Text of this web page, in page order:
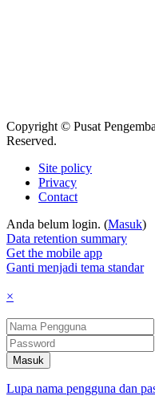
Copyright © Pusat
Reserved.
Site policy
Privacy
Contact
Anda belum login. (Masuk)
Data retention summary
Get the mobile app
Ganti menjadi tema standar
×
Masuk
Lupa nama pengguna dan